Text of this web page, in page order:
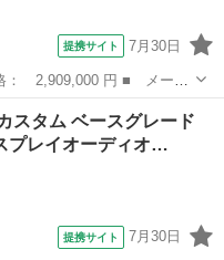
提携サイト 7月30日
イブリッド ■ グレード
ンダセンシング 保証書／
スタム ベースグレード
プレイオーディオ…
提携サイト 7月30日